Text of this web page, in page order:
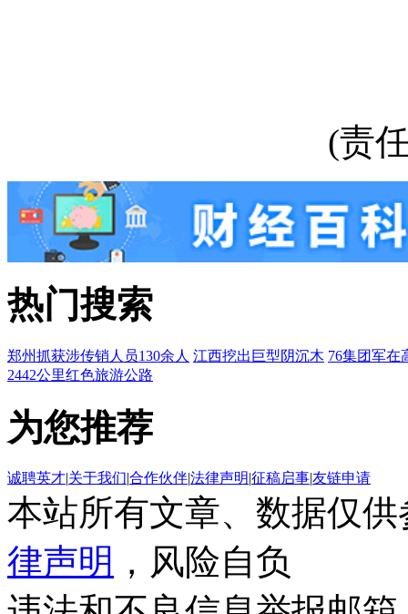
(责任
热门搜索
郑州抓获涉传销人员130余人 江西挖出巨型阴沉木 76集团军在
2442公里红色旅游公路
为您推荐
诚聘英才|关于我们|合作伙伴|法律声明|征稿启事|友链申请
本站所有文章、数据仅
律声明 ，风险自负